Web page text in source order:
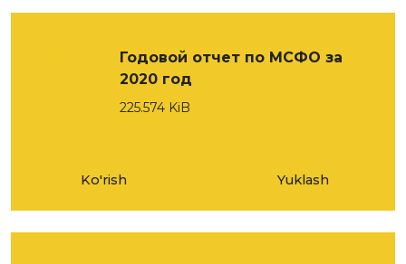
Годовой отчет по МСФО за
2020 год
225.574 KiB
Ko'rish Yuklash